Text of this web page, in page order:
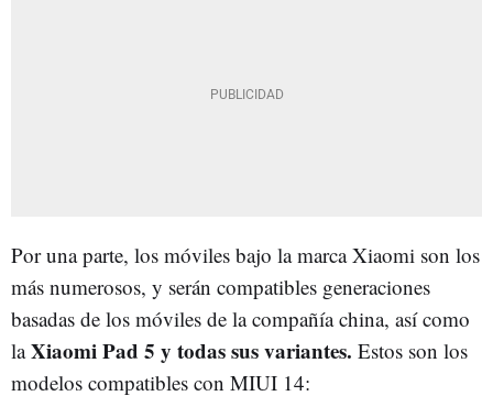
Por una parte, los móviles bajo la marca Xiaomi son los
más numerosos, y serán compatibles generaciones
basadas de los móviles de la compañía china, así como
laXiaomi Pad 5 y todas sus variantes. Estos son los
modelos compatibles con MIUI 14: